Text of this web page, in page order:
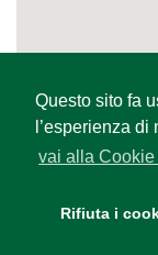
Questo sito fa
l’esperienza
vai alla Cookie
Rifiuta i